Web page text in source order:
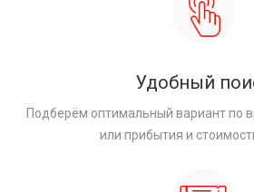
Удобный
Подберём оптимальный вариант по
или прибытия и